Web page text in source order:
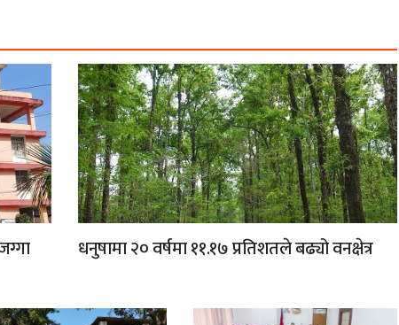
धनुषामा २० वर्षमा ११.१७ प्रतिशतले बढ्यो वनक्षेत्र